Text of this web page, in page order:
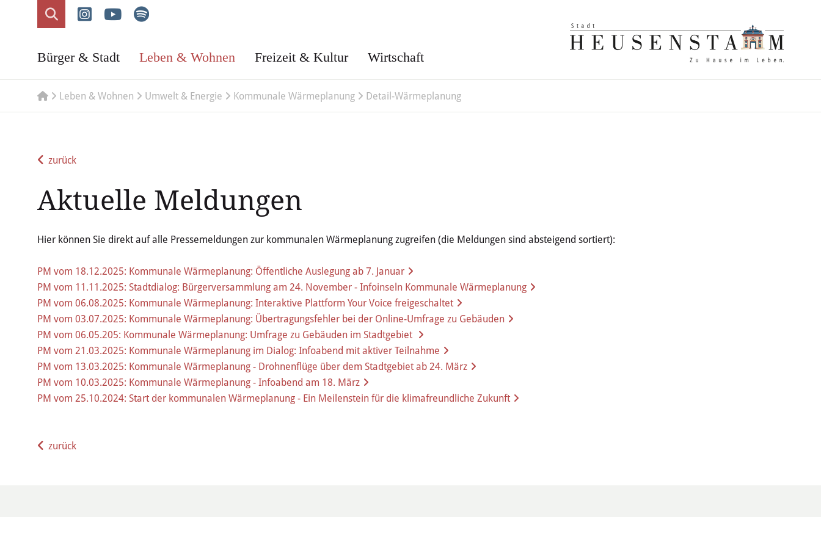
Bürger & Stadt Leben & Wohnen Freizeit & Kultur Wirtschaft
Leben & Wohnen Umwelt & Energie Kommunale Wärmeplanung Detail-Wärmeplanung
zurück
Aktuelle Meldungen
Hier können Sie direkt auf alle Pressemeldungen zur kommunalen Wärmeplanung zugreifen (die Meldungen sind absteigend sortiert):
PM vom 18.12.2025: Kommunale Wärmeplanung: Öffentliche Auslegung ab 7. Januar
PM vom 11.11.2025: Stadtdialog: Bürgerversammlung am 24. November - Infoinseln Kommunale Wärmeplanung
PM vom 06.08.2025: Kommunale Wärmeplanung: Interaktive Plattform Your Voice freigeschaltet
PM vom 03.07.2025: Kommunale Wärmeplanung: Übertragungsfehler bei der Online-Umfrage zu Gebäuden
PM vom 06.05.205: Kommunale Wärmeplanung: Umfrage zu Gebäuden im Stadtgebiet
PM vom 21.03.2025: Kommunale Wärmeplanung im Dialog: Infoabend mit aktiver Teilnahme
PM vom 13.03.2025: Kommunale Wärmeplanung - Drohnenflüge über dem Stadtgebiet ab 24. März
PM vom 10.03.2025: Kommunale Wärmeplanung - Infoabend am 18. März
PM vom 25.10.2024: Start der kommunalen Wärmeplanung - Ein Meilenstein für die klimafreundliche Zukunft
zurück